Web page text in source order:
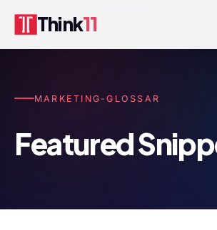
Think11
MARKETING-GLOSSAR
Featured